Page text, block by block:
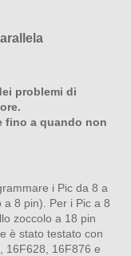
problemi di
fino a quando non
i Pic da 8 a
8 pin). Per i Pic a 8
zoccolo a 18 pin
è stato testato con
16F628, 16F876 e